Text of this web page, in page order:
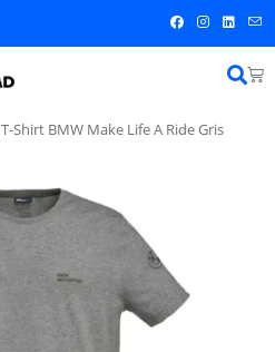
T-Shirt BMW Make Life A Ride Gris